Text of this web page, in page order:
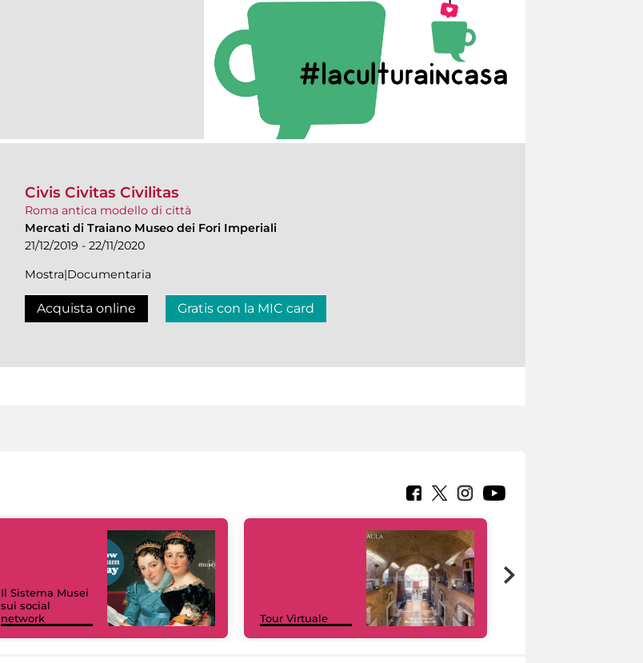
Civis Civitas Civilitas
Roma antica modello di città
Mercati di Traiano Museo dei Fori Imperiali
21/12/2019 - 22/11/2020
Mostra|Documentaria
Acquista online Gratis con la MIC card
Il Sistema Musei
sui social
network
Tour Virtuale